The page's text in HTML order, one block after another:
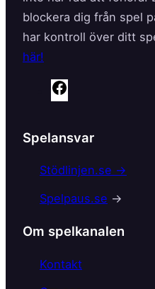
blockera dig från spel
har kontroll över ditt
här!
e
b
o
k
Spelansvar
Stödlinjen.se →
Spelpaus.se →
Om spelkanalen
Kontakt